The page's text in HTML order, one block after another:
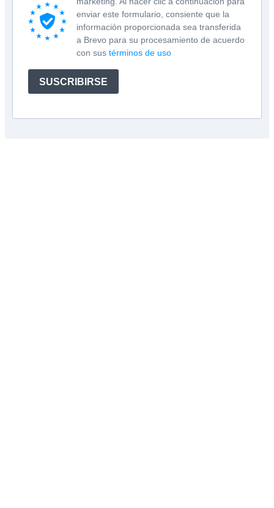
enviar este formulario, consiente que la
información proporcionada sea transferida
a Brevo para su procesamiento de acuerdo
con sus términos de uso
SUSCRIBIRSE